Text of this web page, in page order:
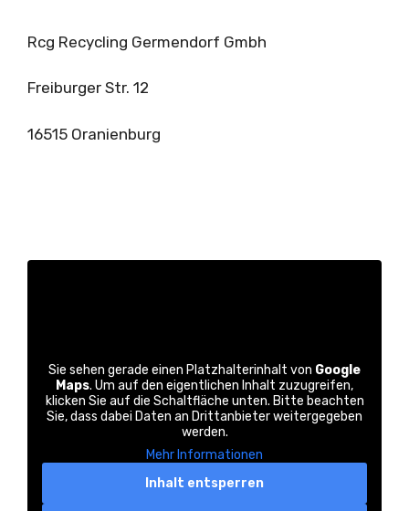
Rcg Recycling Germendorf Gmbh
Freiburger Str. 12
16515 Oranienburg
Sie sehen gerade einen Platzhalterinhalt von Google
Maps. Um auf den eigentlichen Inhalt zuzugreifen,
klicken Sie auf die Schaltfläche unten. Bitte beachten
Sie, dass dabei Daten an Drittanbieter weitergegeben
werden.
Mehr Informationen
Inhalt entsperren